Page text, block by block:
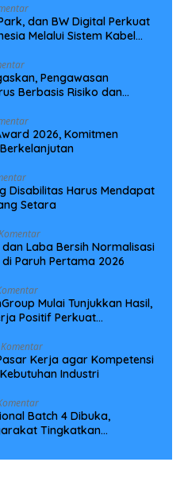
dan BW Digital Perkuat
Melalui Sistem Kabel
Pengawasan
Berbasis Risiko dan
2026, Komitmen
Disabilitas Harus Mendapat
Setara
dan Laba Bersih Normalisasi
Paruh Pertama 2026
Mulai Tunjukkan Hasil,
Positif Perkuat
Kerja agar Kompetensi
Industri
Batch 4 Dibuka,
Tingkatkan